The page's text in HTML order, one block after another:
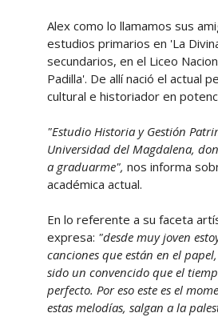
Alex como lo llamamos sus
estudios primarios en 'La
secundarios, en el Liceo
Padilla'. De allí nació el actual
cultural e historiador en
"Estudio Historia y Gestión
Universidad del Magdalena,
a graduarme", nos informa
académica actual.
En lo referente a su faceta
expresa: "desde muy joven
canciones que están en el
sido un convencido que el
perfecto. Por eso este es el
estas melodías, salgan a la